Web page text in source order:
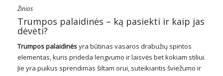
Žinios
Trumpos palaidinės – ką pasiekti ir kaip jas
dėvėti?
Trumpospalaidinėsyra būtinas vasaros drabužių spintos
elementas, kuris prideda lengvumo ir laisvės bet kokiam stiliui.
Jie yra puikus sprendimas šiltam orui, suteikiantis šviežumo ir